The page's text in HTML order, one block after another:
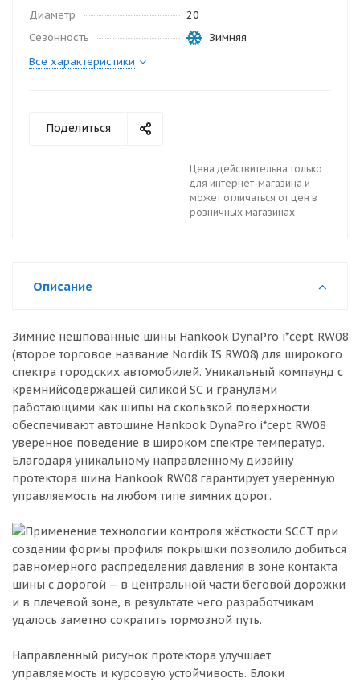
Диаметр
20
Сезонность
Зимняя
Все характеристики
Поделиться
Цена действительна только
для интернет-магазина и
может отличаться от цен в
розничных магазинах
Описание
Зимние нешпованные шины Hankook DynaPro i*cept RW08
(второе торговое название Nordik IS RW08) для широкого
спектра городских автомобилей. Уникальный компаунд с
кремнийсодержащей силикой SC и гранулами
работающими как шипы на скользкой поверхности
обеспечивают автошине Hankook DynaPro i*cept RW08
уверенное поведение в широком спектре температур.
Благодаря уникальному направленному дизайну
протектора шина Hankook RW08 гарантирует уверенную
управляемость на любом типе зимних дорог.
Применение технологии контроля жёсткости SCCT при
создании формы профиля покрышки позволило добиться
равномерного распределения давления в зоне контакта
шины с дорогой – в центральной части беговой дорожки
и в плечевой зоне, в результате чего разработчикам
удалось заметно сократить тормозной путь.
Направленный рисунок протектора улучшает
управляемость и курсовую устойчивость. Блоки